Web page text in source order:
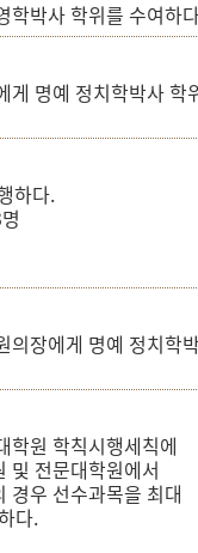
학박사 학위를 수여하
게 명예 정치학박사 학
하다.
의장에게 명예 정치학
학원 학칙시행세칙에
및 전문대학원에서
경우 선수과목을 최대
다.